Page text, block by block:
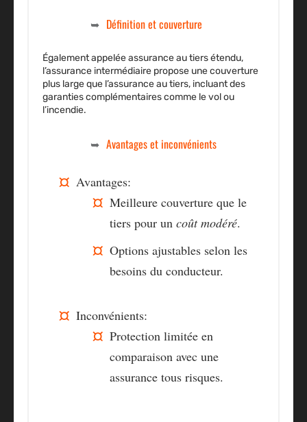
Définition et couverture
Également appelée assurance au tiers étendu,
l’assurance intermédiaire propose une couverture
plus large que l’assurance au tiers, incluant des
garanties complémentaires comme le vol ou
l’incendie.
Avantages et inconvénients
Avantages:
Meilleure couverture que le
tiers pour un coût modéré.
Options ajustables selon les
besoins du conducteur.
Inconvénients:
Protection limitée en
comparaison avec une
assurance tous risques.